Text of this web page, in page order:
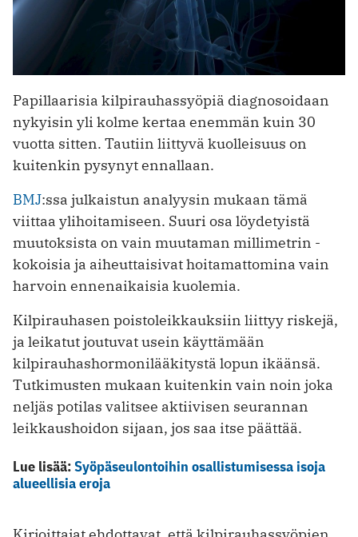
Papillaarisia kilpirauhassyöpiä diagnosoidaan
nykyisin yli kolme kertaa enemmän kuin 30
vuotta sitten. Tautiin liittyvä kuolleisuus on
kuitenkin pysynyt ennallaan.
BMJ:ssa julkaistun analyysin mukaan tämä
viittaa ylihoitamiseen. Suuri osa löydetyistä
muutoksista on vain muutaman millimetrin ­
kokoisia ja aiheuttaisivat hoita­mattomina vain
harvoin ennen­aikaisia kuolemia.
Kilpirauhasen poistoleikkauksiin liittyy riskejä,
ja leikatut joutuvat usein käyttämään
kilpirauhas­hormonilääkitystä lopun ikäänsä.
Tutkimusten mukaan kuitenkin vain noin joka
neljäs potilas valitsee aktiivisen seurannan
leikkaushoidon sijaan, jos saa itse päättää.
Lue lisää:Syöpäseulontoihin osallistumisessa isoja
alueellisia eroja